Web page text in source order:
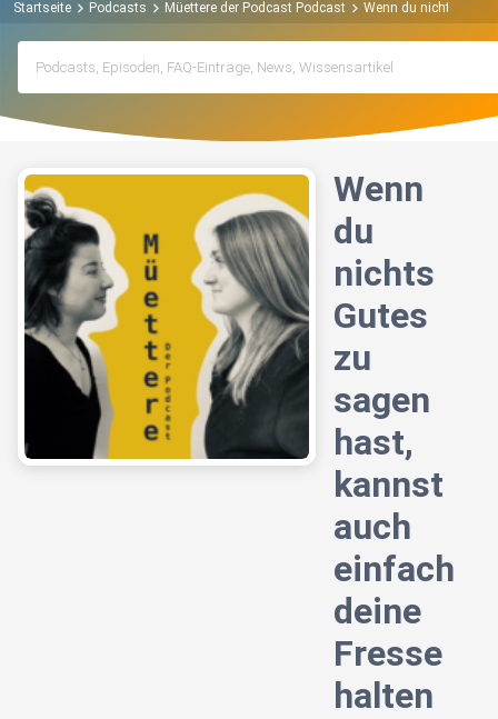
Startseite Podcasts Müettere der Podcast Podcast Wenn du nichts
Wenn
du
nichts
Gutes
zu
sagen
hast,
kannst
auch
einfach
deine
Fresse
halten